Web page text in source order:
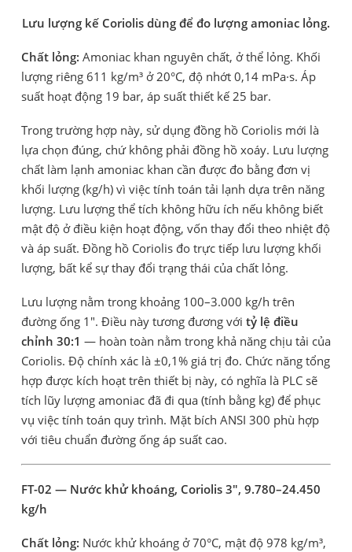
Lưu lượng kế Coriolis dùng để đo lượng amoniac lỏng.
Chất lỏng: Amoniac khan nguyên chất, ở thể lỏng. Khối
lượng riêng 611 kg/m³ ở 20°C, độ nhớt 0,14 mPa·s. Áp
suất hoạt động 19 bar, áp suất thiết kế 25 bar.
Trong trường hợp này, sử dụng đồng hồ Coriolis mới là
lựa chọn đúng, chứ không phải đồng hồ xoáy. Lưu lượng
chất làm lạnh amoniac khan cần được đo bằng đơn vị
khối lượng (kg/h) vì việc tính toán tải lạnh dựa trên năng
lượng. Lưu lượng thể tích không hữu ích nếu không biết
mật độ ở điều kiện hoạt động, vốn thay đổi theo nhiệt độ
và áp suất. Đồng hồ Coriolis đo trực tiếp lưu lượng khối
lượng, bất kể sự thay đổi trạng thái của chất lỏng.
Lưu lượng nằm trong khoảng 100–3.000 kg/h trên
đường ống 1". Điều này tương đương với tỷ lệ điều
chỉnh 30:1 — hoàn toàn nằm trong khả năng chịu tải của
Coriolis. Độ chính xác là ±0,1% giá trị đo. Chức năng tổng
hợp được kích hoạt trên thiết bị này, có nghĩa là PLC sẽ
tích lũy lượng amoniac đã đi qua (tính bằng kg) để phục
vụ việc tính toán quy trình. Mặt bích ANSI 300 phù hợp
với tiêu chuẩn đường ống áp suất cao.
FT-02 — Nước khử khoáng, Coriolis 3", 9.780–24.450
kg/h
Chất lỏng: Nước khử khoáng ở 70°C, mật độ 978 kg/m³,